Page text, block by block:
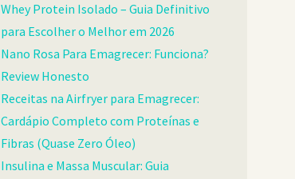
Whey Protein Isolado – Guia Definitivo
para Escolher o Melhor em 2026
Nano Rosa Para Emagrecer: Funciona?
Review Honesto
Receitas na Airfryer para Emagrecer:
Cardápio Completo com Proteínas e
Fibras (Quase Zero Óleo)
Insulina e Massa Muscular: Guia